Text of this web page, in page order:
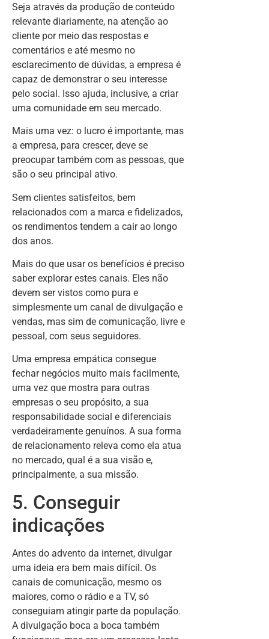
Seja através da produção de conteúdo
relevante diariamente, na atenção ao
cliente por meio das respostas e
comentários e até mesmo no
esclarecimento de dúvidas, a empresa é
capaz de demonstrar o seu interesse
pelo social. Isso ajuda, inclusive, a criar
uma comunidade em seu mercado.
Mais uma vez: o lucro é importante, mas
a empresa, para crescer, deve se
preocupar também com as pessoas, que
são o seu principal ativo.
Sem clientes satisfeitos, bem
relacionados com a marca e fidelizados,
os rendimentos tendem a cair ao longo
dos anos.
Mais do que usar os benefícios é preciso
saber explorar estes canais. Eles não
devem ser vistos como pura e
simplesmente um canal de divulgação e
vendas, mas sim de comunicação, livre e
pessoal, com seus seguidores.
Uma empresa empática consegue
fechar negócios muito mais facilmente,
uma vez que mostra para outras
empresas o seu propósito, a sua
responsabilidade social e diferenciais
verdadeiramente genuínos. A sua forma
de relacionamento releva como ela atua
no mercado, qual é a sua visão e,
principalmente, a sua missão.
5. Conseguir
indicações
Antes do advento da internet, divulgar
uma ideia era bem mais difícil. Os
canais de comunicação, mesmo os
maiores, como o rádio e a TV, só
conseguiam atingir parte da população.
A divulgação boca a boca também